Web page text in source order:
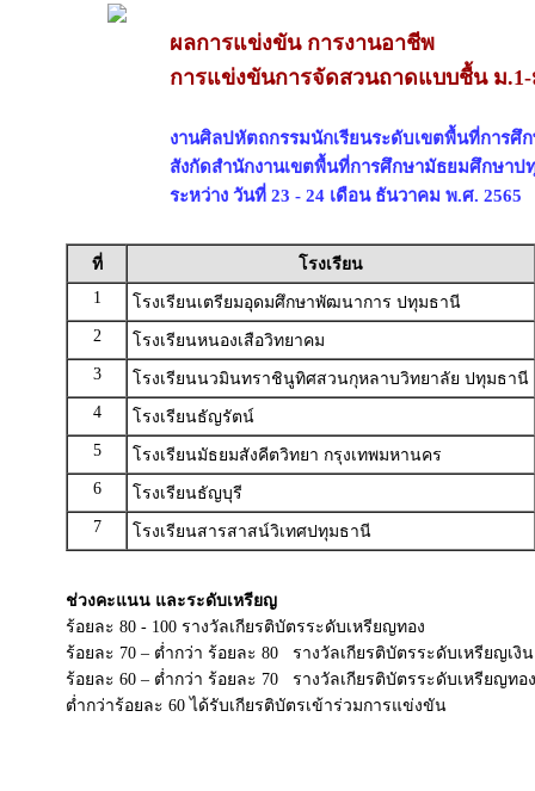
ผลการแข่งขัน การงานอาชีพ
การแข่งขันการจัดสวนถาดแบบชื้น ม.1-
งานศิลปหัตถกรรมนักเรียนระดับเขตพื้นที่การศึ
สังกัดสำนักงานเขตพื้นที่การศึกษามัธยมศึกษาป
ระหว่าง วันที่ 23 - 24 เดือน ธันวาคม พ.ศ. 2565
ที่
โรงเรียน
1
โรงเรียนเตรียมอุดมศึกษาพัฒนาการ ปทุมธานี
2
โรงเรียนหนองเสือวิทยาคม
3
โรงเรียนนวมินทราชินูทิศสวนกุหลาบวิทยาลัย ปทุมธานี
4
โรงเรียนธัญรัตน์
5
โรงเรียนมัธยมสังคีตวิทยา กรุงเทพมหานคร
6
โรงเรียนธัญบุรี
7
โรงเรียนสารสาสน์วิเทศปทุมธานี
ช่วงคะแนน และระดับเหรียญ
ร้อยละ 80 - 100 รางวัลเกียรติบัตรระดับเหรียญทอง
ร้อยละ 70 – ต่ำกว่า ร้อยละ 80 รางวัลเกียรติบัตรระดับเหรียญเงิน
ร้อยละ 60 – ต่ำกว่า ร้อยละ 70 รางวัลเกียรติบัตรระดับเหรียญทอ
ต่ำกว่าร้อยละ 60 ได้รับเกียรติบัตรเข้าร่วมการแข่งขัน